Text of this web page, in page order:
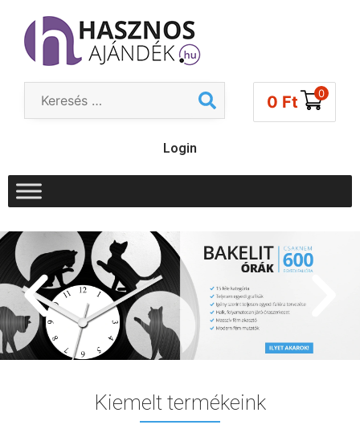
0 Ft 0
Login
Kiemelt termékeink